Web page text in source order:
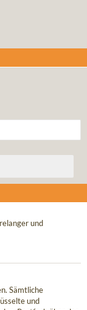
und
Sämtliche
und